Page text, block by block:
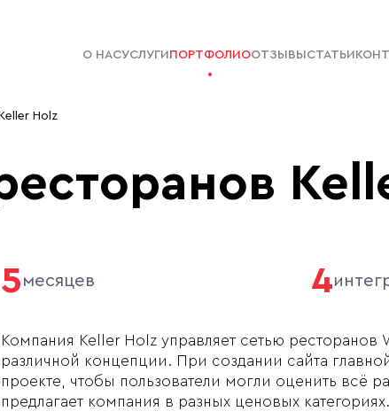
О НАСУСЛУГИПОРТФОЛИООТЗЫВЫСТАТЬИ
Holz
5 месяцев 4
Компания Keller Holz управляет сетью
различной концепции. При создании сайта
проекте, чтобы пользователи могли оценить всё
предлагает компания в разных ценовых категориях.